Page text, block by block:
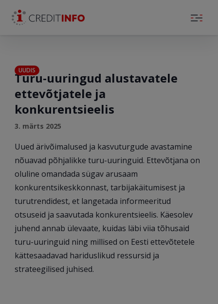
UUDIS
Turu-uuringud alustavatele
ettevõtjatele ja
konkurentsieelis
3. märts 2025
Uued ärivõimalused ja kasvuturgude avastamine
nõuavad põhjalikke turu-uuringuid. Ettevõtjana on
oluline omandada sügav arusaam
konkurentsikeskkonnast, tarbijakäitumisest ja
turutrendidest, et langetada informeeritud
otsuseid ja saavutada konkurentsieelis. Käesolev
juhend annab ülevaate, kuidas läbi viia tõhusaid
turu-uuringuid ning millised on Eesti ettevõtetele
kättesaadavad hariduslikud ressursid ja
strateegilised juhised.